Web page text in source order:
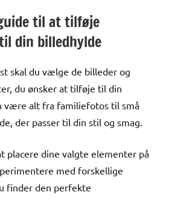
til at tilføje
din billedhylde
skal du vælge de billeder og
du ønsker at tilføje til din
være alt fra familiefotos til små
der passer til din stil og smag.
placere dine valgte elementer på
med forskellige
finder den perfekte